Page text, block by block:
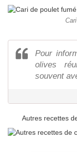
Pour
olives
souvent
Autres recettes